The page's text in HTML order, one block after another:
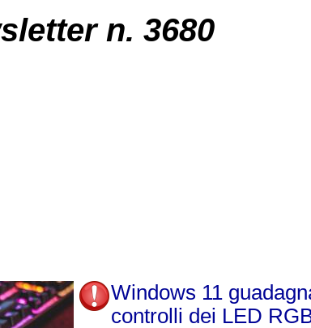
n. 3680
Windows 11
controlli dei LED